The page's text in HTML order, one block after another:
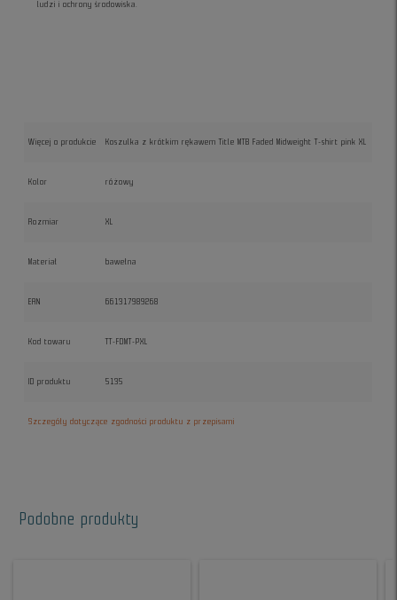
ludzi i ochrony środowiska.
Więcej o produkcie Koszulka z krótkim rękawem Title MTB Faded Midweight T-shirt pink XL
Kolor różowy
Rozmiar XL
Materiał bawełna
EAN 661317989268
Kod towaru TT-FDMT-PXL
ID produktu 5135
Szczegóły dotyczące zgodności produktu z przepisami
Podobne produkty